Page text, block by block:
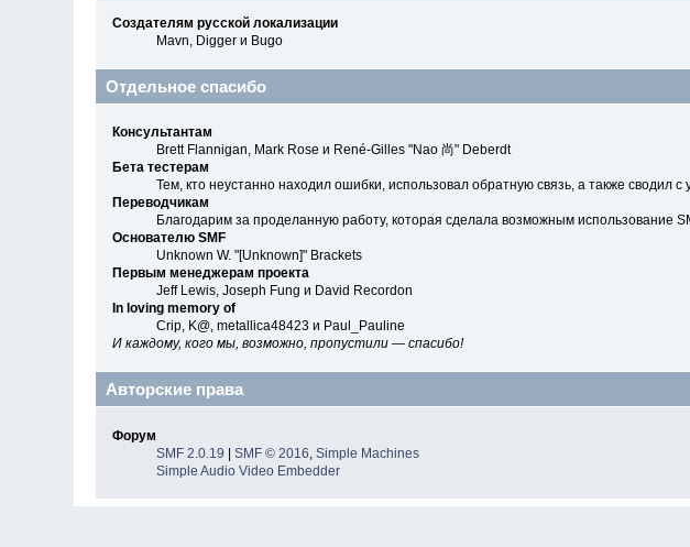
Создателям русской локализации
Mavn, Digger и Bugo
Отдельное спасибо
Консультантам
Brett Flannigan, Mark Rose и René-Gilles "Nao 尚" Deberdt
Бета тестерам
Тем, кто неустанно находил ошибки, использовал обратную связь, а также сводил с
Переводчикам
Благодарим за проделанную работу, которая сделала возможным использование
Основателю SMF
Unknown W. "[Unknown]" Brackets
Первым менеджерам проекта
Jeff Lewis, Joseph Fung и David Recordon
In loving memory of
Crip, K@, metallica48423 и Paul_Pauline
И каждому, кого мы, возможно, пропустили — спасибо!
Авторские права
Форум
SMF 2.0.19 |SMF © 2016 ,Simple Machines
Simple Audio Video Embedder